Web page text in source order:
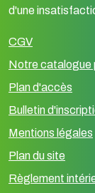
d'une
CGV
Notre catalogue
Plan d'accès
Bulletin
Mentions légales
Plan du site
Règlement